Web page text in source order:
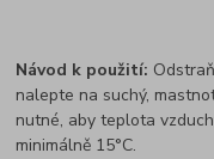
Návod k použití:
nalepte na suchý,
nutné, aby teplota
minimálně 15°C.